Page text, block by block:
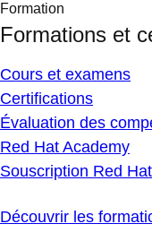
Formation
Formations et
Cours et examens
Certifications
Évaluation des
Red Hat Academy
Souscription Red
Découvrir les